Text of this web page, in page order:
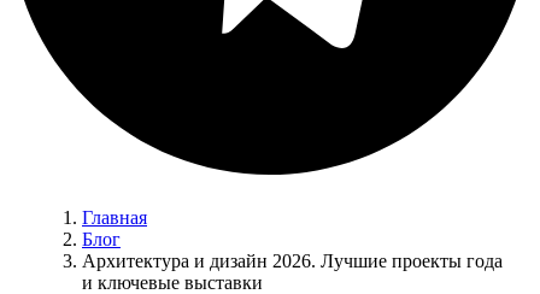
Главная
Блог
Архитектура и дизайн 2026. Лучшие проекты года
и ключевые выставки